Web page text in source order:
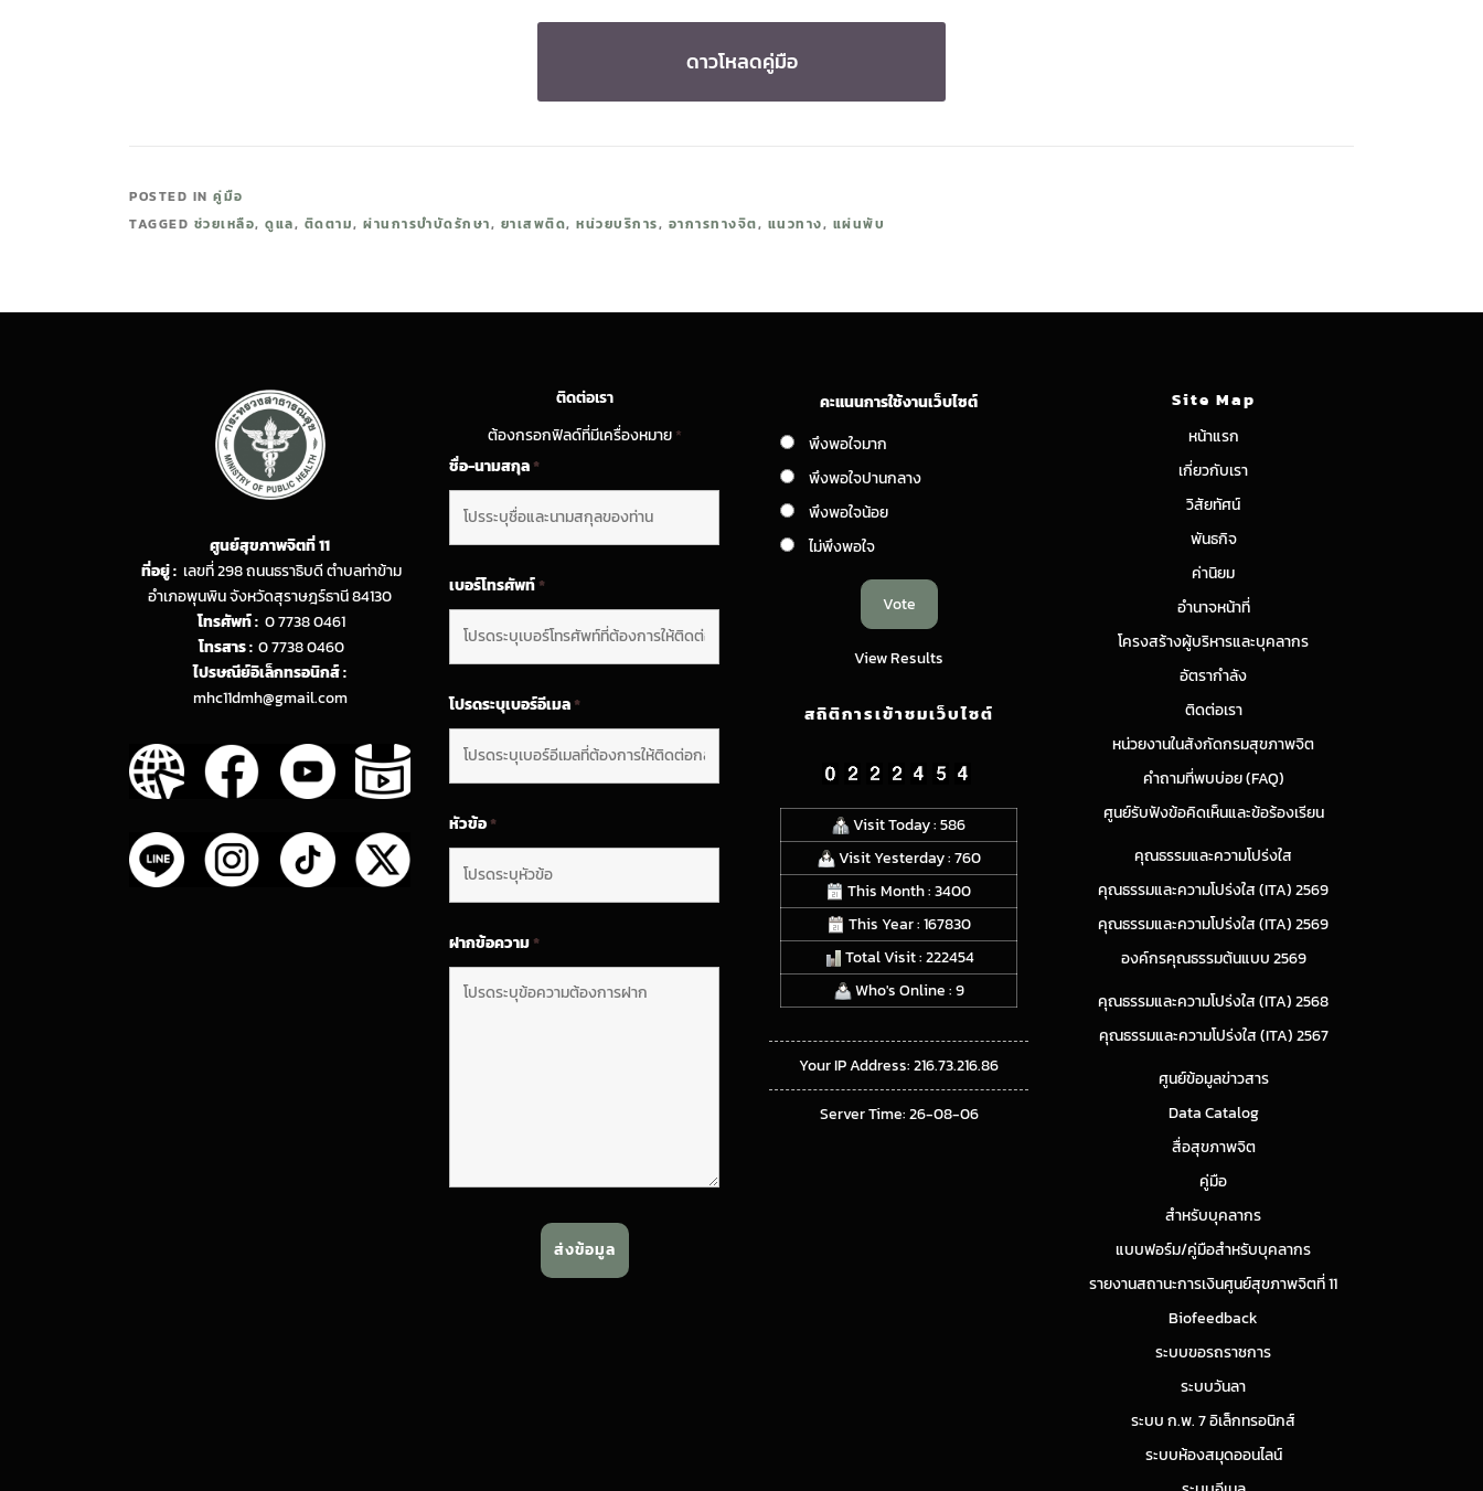
ดาวโหลดคู่มือ
POSTED IN คู่มือ
TAGGED ช่วยเหลือ, ดูแล, ติดตาม, ผ่านการบำบัดรักษา, ยาเสพติด, หน่วยบริการ, อาการทางจิต, แนวทาง, แผ่นพับ
ศูนย์สุขภาพจิตที่ 11
ที่อยู่ : เลขที่ 298 ถนนธราธิบดี ตำบลท่าข้าม
อำเภอพุนพิน จังหวัดสุราษฎร์ธานี 84130
โทรศัพท์ : 0 7738 0461
โทรสาร : 0 7738 0460
ไปรษณีย์อิเล็กทรอนิกส์ :
mhc11dmh@gmail.com
ติดต่อเรา
ต้องกรอกฟิลด์ที่มีเครื่องหมาย*
ชื่อ-นามสกุล*
เบอร์โทรศัพท์*
โปรดระบุเบอร์อีเมล*
หัวข้อ*
ฝากข้อความ*
คะแนนการใช้งานเว็บไซต์
พึงพอใจมาก
พึงพอใจปานกลาง
พึงพอใจน้อย
ไม่พึงพอใจ
View Results
สถิติการเข้าชมเว็บไซต์
Visit Today : 586
Visit Yesterday : 760
This Month : 3400
This Year : 167830
Total Visit : 222454
Who's Online : 9
Your IP Address: 216.73.216.86
Server Time: 26-08-06
Site Map
หน้าแรก
เกี่ยวกับเรา
วิสัยทัศน์
พันธกิจ
ค่านิยม
อำนาจหน้าที่
โครงสร้างผู้บริหารและบุคลากร
อัตรากำลัง
ติดต่อเรา
หน่วยงานในสังกัดกรมสุขภาพจิต
คำถามที่พบบ่อย (FAQ)
ศูนย์รับฟังข้อคิดเห็นและข้อร้องเรียน
คุณธรรมและความโปร่งใส
คุณธรรมและความโปร่งใส (ITA) 2569
คุณธรรมและความโปร่งใส (ITA) 2569
องค์กรคุณธรรมต้นแบบ 2569
คุณธรรมและความโปร่งใส (ITA) 2568
คุณธรรมและความโปร่งใส (ITA) 2567
ศูนย์ข้อมูลข่าวสาร
Data Catalog
สื่อสุขภาพจิต
คู่มือ
สำหรับบุคลากร
แบบฟอร์ม/คู่มือสำหรับบุคลากร
รายงานสถานะการเงินศูนย์สุขภาพจิตที่ 11
Biofeedback
ระบบขอรถราชการ
ระบบวันลา
ระบบ ก.พ. 7 อิเล็กทรอนิกส์
ระบบห้องสมุดออนไลน์